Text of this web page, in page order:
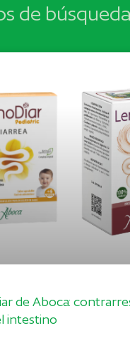
de
de Aboca:
intestino